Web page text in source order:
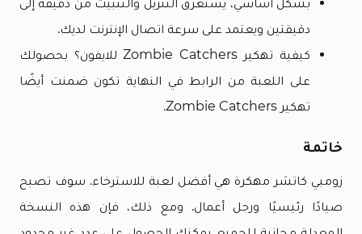
دقيقتين ويعتمد على سرعة اتصال الإنترنت لديك.
كيفية تهكير Zombie Catchers للايفون؟ بحصولك
على اللعبة من الرابط في النهاية تكون ضمنت أيضًا
تهكير Zombie Catchers.
خاتمة
زومبي كاتشر مهكرة هي أفضل لعبة للاسترخاء. سوف تصبح
صيادًا رئيسيًا ورجل أعمال. ومع ذلك، فإن هذه النسخة